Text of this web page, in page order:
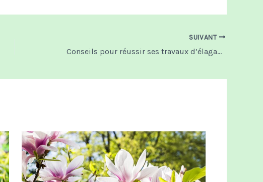
SUIVANT
Conseils pour réussir ses travaux d’élagage